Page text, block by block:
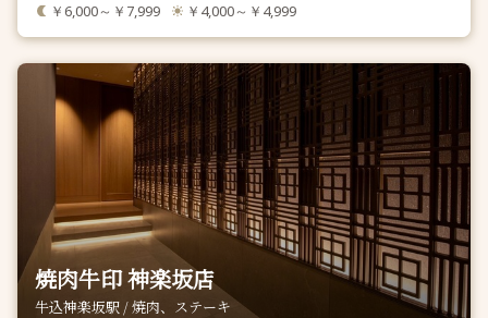
￥6,000～￥7,999 ￥4,000～￥4,999
焼肉牛印 神楽坂店
牛込神楽坂駅 / 焼肉、ステーキ